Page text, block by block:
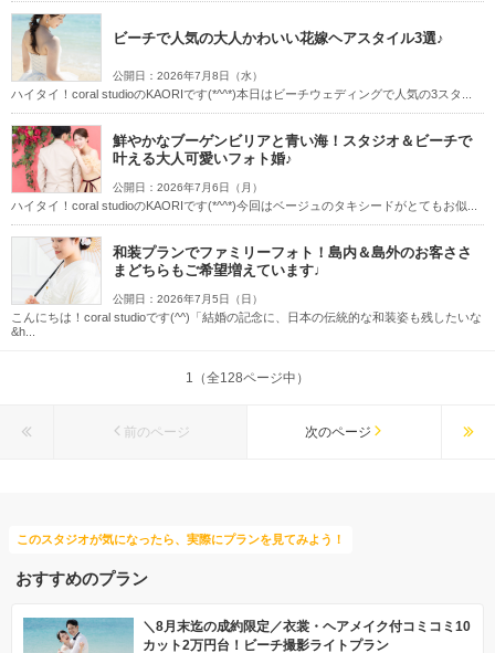
ビーチで人気の大人かわいい花嫁ヘアスタイル3選♪
公開日：2026年7月8日（水）
ハイタイ！coral studioのKAORIです(*^^*)本日はビーチウェディングで人気の3スタ...
鮮やかなブーゲンビリアと青い海！スタジオ＆ビーチで
叶える大人可愛いフォト婚♪
公開日：2026年7月6日（月）
ハイタイ！coral studioのKAORIです(*^^*)今回はベージュのタキシードがとてもお似...
和装プランでファミリーフォト！島内＆島外のお客ささ
まどちらもご希望増えています♩
公開日：2026年7月5日（日）
こんにちは！coral studioです(^^)「結婚の記念に、日本の伝統的な和装姿も残したいな
&h...
1（全128ページ中）
前のページ 次のページ
このスタジオが気になったら、実際にプランを見てみよう！
おすすめのプラン
＼8月末迄の成約限定／衣裳・ヘアメイク付コミコミ10
カット2万円台！ビーチ撮影ライトプラン